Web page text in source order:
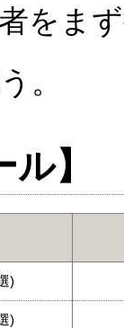
をま
。
ル】
)
)